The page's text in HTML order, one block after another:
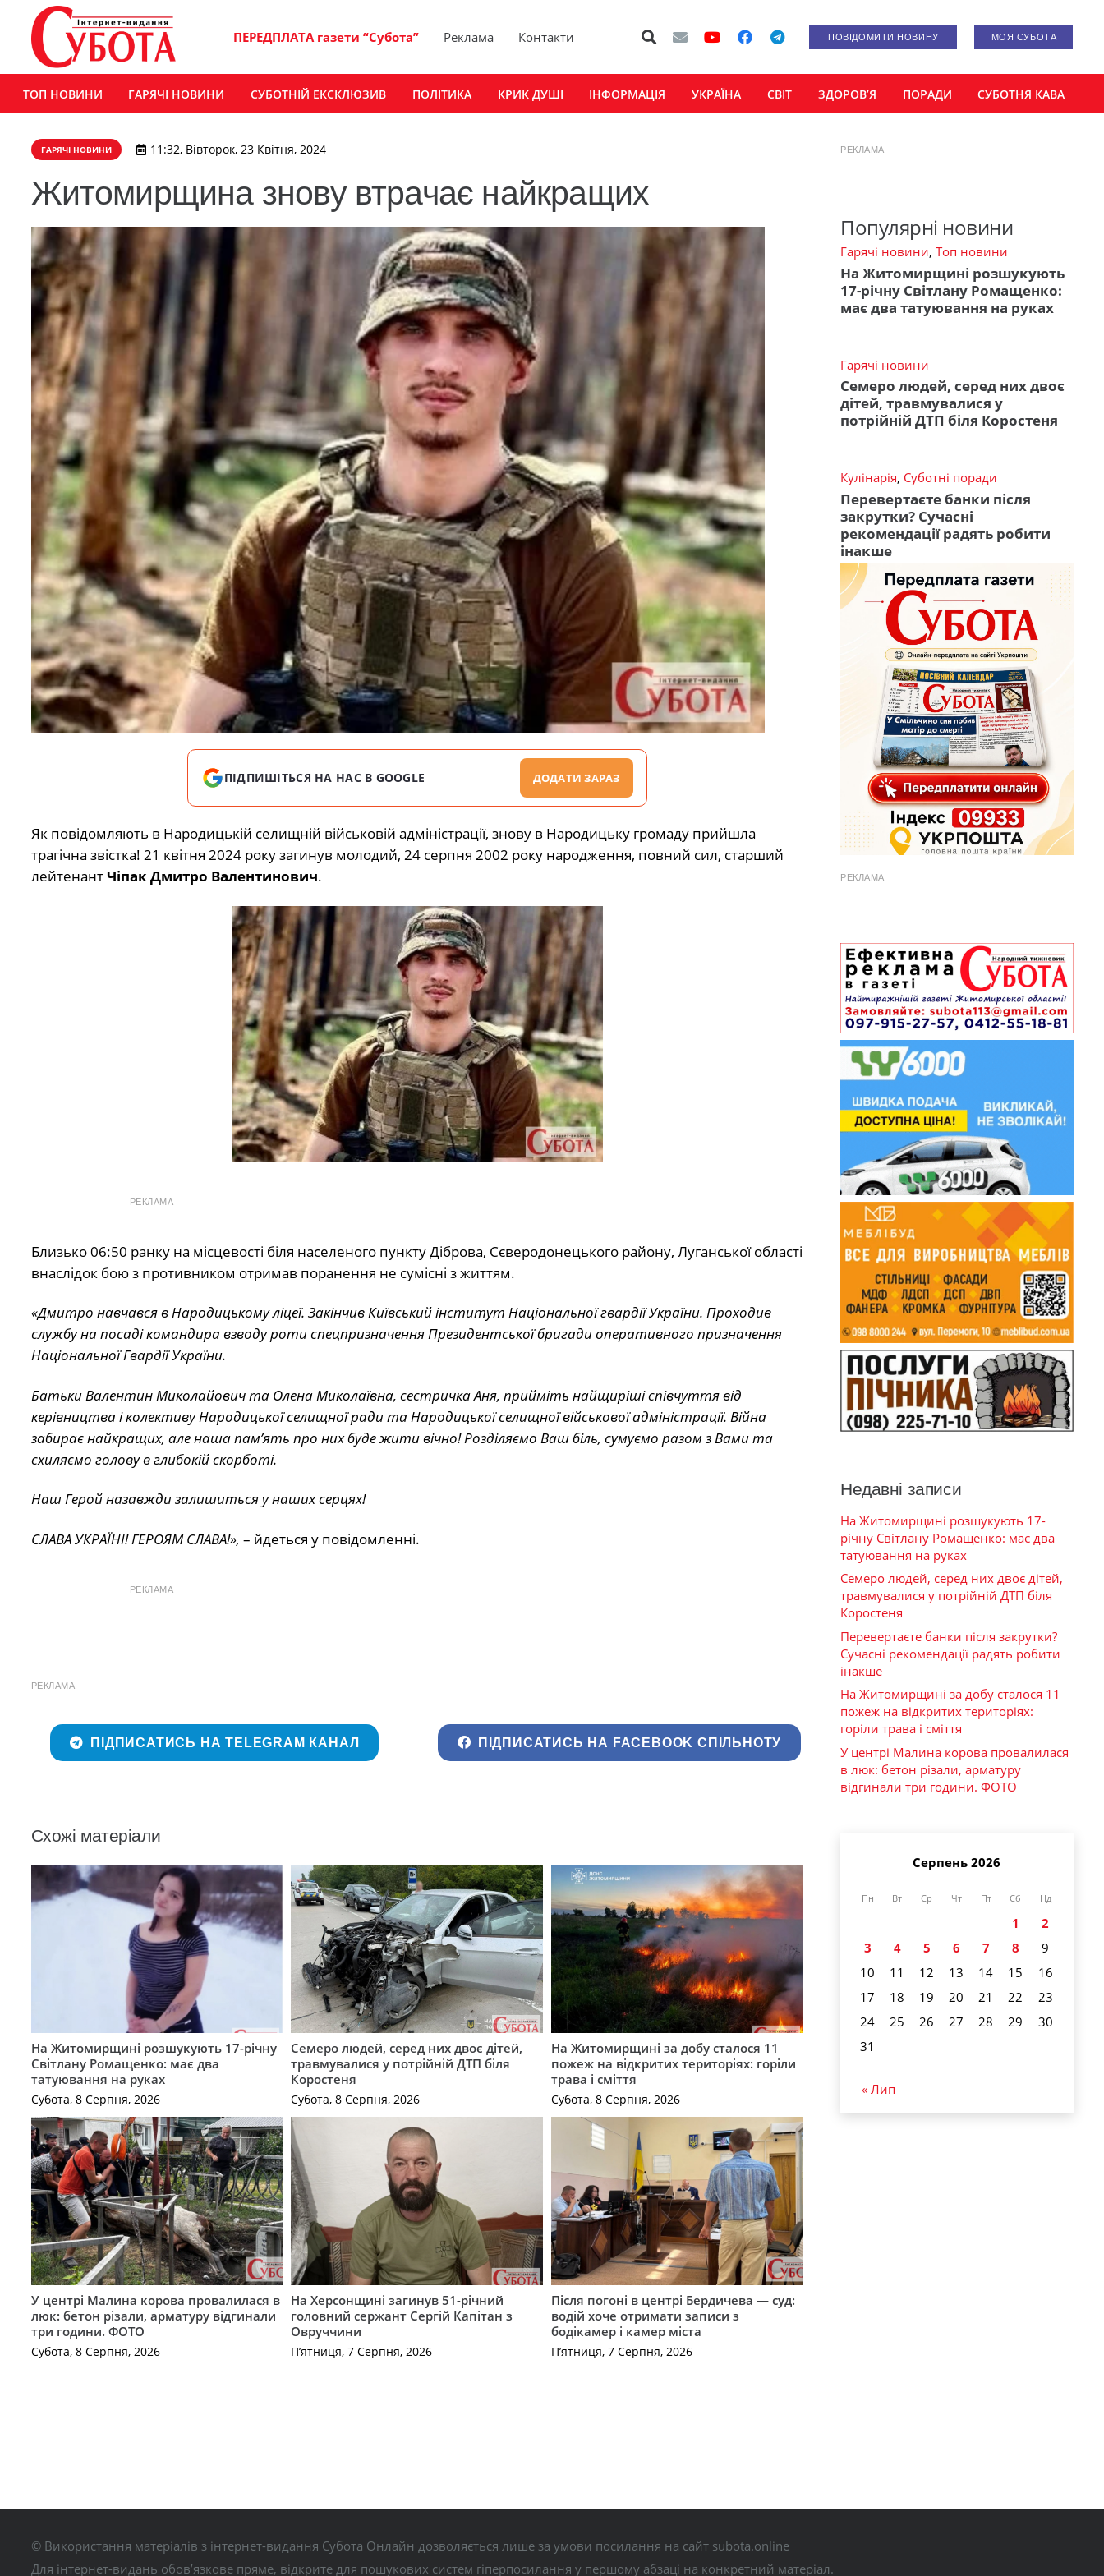
ПЕРЕДПЛАТА газети “Субота” Реклама Контакти ПОВІДОМИТИ НОВИНУ МОЯ СУБОТА
ТОП НОВИНИ ГАРЯЧІ НОВИНИ СУБОТНІЙ ЕКСКЛЮЗИВ ПОЛІТИКА КРИК ДУШІ ІНФОРМАЦІЯ УКРАЇНА СВІТ ЗДОРОВ’Я ПОРАДИ СУБОТНЯ КАВА
ГАРЯЧІ НОВИНИ 11:32, Вівторок, 23 Квітня, 2024
Житомирщина знову втрачає найкращих
ПІДПИШІТЬСЯ НА НАС В GOOGLE ДОДАТИ ЗАРАЗ
Як повідомляють в Народицькій селищній військовій адміністрації, знову в Народицьку громаду прийшла
трагічна звістка! 21 квітня 2024 року загинув молодий, 24 серпня 2002 року народження, повний сил, старший
лейтенантЧіпак Дмитро Валентинович.
РЕКЛАМА
Близько 06:50 ранку на місцевості біля населеного пункту Діброва, Сєверодонецького району, Луганської області
внаслідок бою з противником отримав поранення не сумісні з життям.
«Дмитро навчався в Народицькому ліцеї. Закінчив Київський інститут Національної гвардії України. Проходив
службу на посаді командира взводу роти спецпризначення Президентської бригади оперативного призначення
Національної Гвардії України.
Батьки Валентин Миколайович та Олена Миколаївна, сестричка Аня, прийміть найщиріші співчуття від
керівництва і колективу Народицької селищної ради та Народицької селищної військової адміністрації. Війна
забирає найкращих, але наша пам’ять про них буде жити вічно! Розділяємо Ваш біль, сумуємо разом з Вами та
схиляємо голову в глибокій скорботі.
Наш Герой назавжди залишиться у наших серцях!
СЛАВА УКРАЇНІ! ГЕРОЯМ СЛАВА!», – йдеться у повідомленні.
РЕКЛАМА
РЕКЛАМА
ПІДПИСАТИСЬ НА TELEGRAM КАНАЛ ПІДПИСАТИСЬ НА FACEBOOK СПІЛЬНОТУ
Схожі матеріали
На Житомирщині розшукують 17-річну
Світлану Ромащенко: має два
татуювання на руках
Субота, 8 Серпня, 2026
Семеро людей, серед них двоє дітей,
травмувалися у потрійній ДТП біля
Коростеня
Субота, 8 Серпня, 2026
На Житомирщині за добу сталося 11
пожеж на відкритих територіях: горіли
трава і сміття
Субота, 8 Серпня, 2026
У центрі Малина корова провалилася в
люк: бетон різали, арматуру відгинали
три години. ФОТО
Субота, 8 Серпня, 2026
На Херсонщині загинув 51-річний
головний сержант Сергій Капітан з
Овруччини
П’ятниця, 7 Серпня, 2026
Після погоні в центрі Бердичева — суд:
водій хоче отримати записи з
бодікамер і камер міста
П’ятниця, 7 Серпня, 2026
РЕКЛАМА
Популярні новини
Гарячі новини, Топ новини
На Житомирщині розшукують
17-річну Світлану Ромащенко:
має два татуювання на руках
Гарячі новини
Семеро людей, серед них двоє
дітей, травмувалися у
потрійній ДТП біля Коростеня
Кулінарія, Суботні поради
Перевертаєте банки після
закрутки? Сучасні
рекомендації радять робити
інакше
РЕКЛАМА
Недавні записи
На Житомирщині розшукують 17-
річну Світлану Ромащенко: має два
татуювання на руках
Семеро людей, серед них двоє дітей,
травмувалися у потрійній ДТП біля
Коростеня
Перевертаєте банки після закрутки?
Сучасні рекомендації радять робити
інакше
На Житомирщині за добу сталося 11
пожеж на відкритих територіях:
горіли трава і сміття
У центрі Малина корова провалилася
в люк: бетон різали, арматуру
відгинали три години. ФОТО
Серпень 2026
Пн Вт Ср Чт Пт Сб Нд
1
2
3
4 5 6 7 8
9
10
11 12 13 14 15
16
17
18 19 20 21 22
23
24
25 26 27 28 29
30
31
« Лип
© Використання матеріалів з інтернет-видання Субота Онлайн дозволяється лише за умови посилання на сайт subota.online
Для інтернет-видань обов’язкове пряме, відкрите для пошукових систем гіперпосилання у першому абзаці на конкретний матеріал.